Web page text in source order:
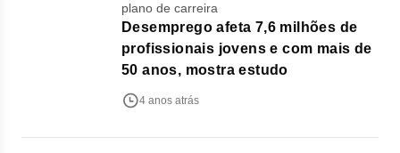
plano de carreira
Desemprego afeta 7,6 milhões de
profissionais jovens e com mais de
50 anos, mostra estudo
4 anos atrás